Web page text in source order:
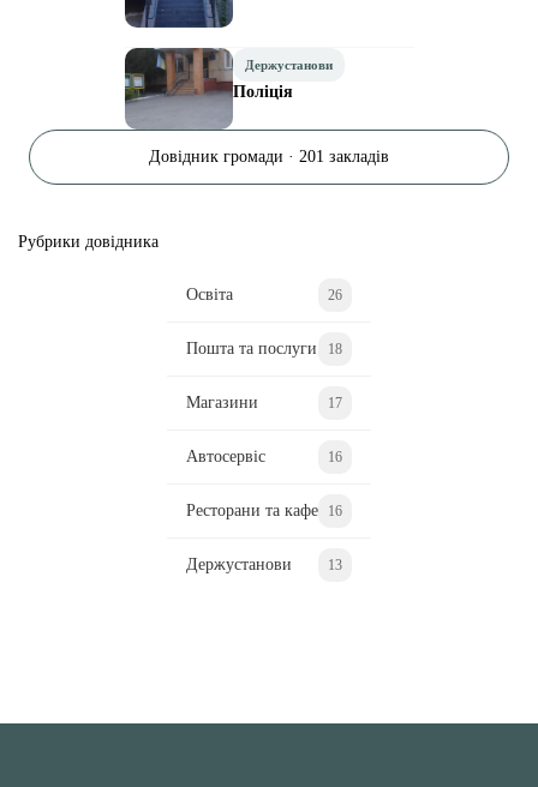
Держустанови
Поліція
Довідник громади · 201 закладів
Рубрики довідника
Освіта 26
Пошта та послуги 18
Магазини 17
Автосервіс 16
Ресторани та кафе 16
Держустанови 13